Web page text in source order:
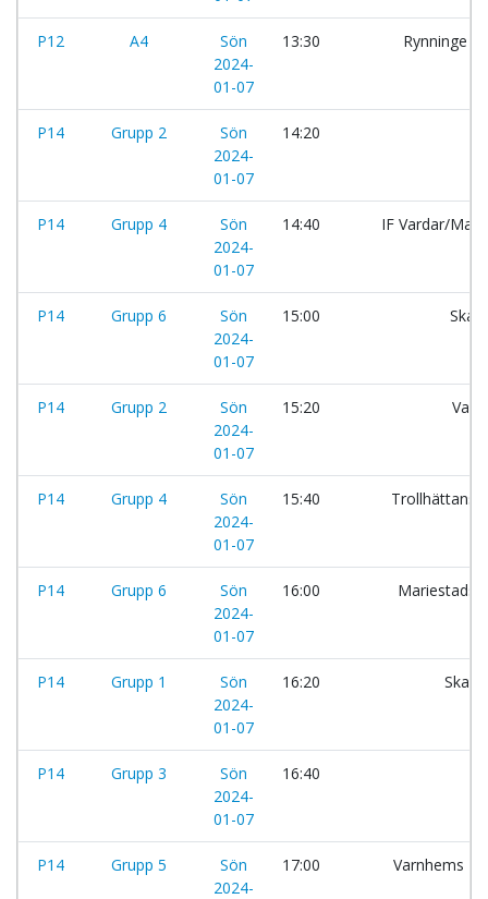
P12 A4
Sön
2024-
01-07
13:30 Rynninge
P14 Grupp 2
Sön
2024-
01-07
14:20
P14 Grupp 4
Sön
2024-
01-07
14:40 IF Vardar/
P14 Grupp 6
Sön
2024-
01-07
15:00
P14 Grupp 2
Sön
2024-
01-07
15:20
P14 Grupp 4
Sön
2024-
01-07
15:40 Trollhättans
P14 Grupp 6
Sön
2024-
01-07
16:00 Mariestads
P14 Grupp 1
Sön
2024-
01-07
16:20
P14 Grupp 3
Sön
2024-
01-07
16:40
P14 Grupp 5
Sön
2024-
17:00 Varnhems